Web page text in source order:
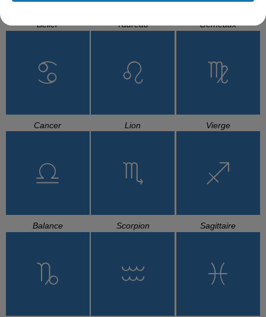
Bélier Taureau Gémeaux
Cancer Lion Vierge
Balance Scorpion Sagittaire